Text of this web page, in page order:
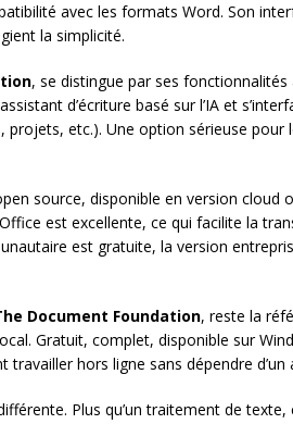
avec les formats Word. Son
la simplicité.
, se distingue par ses fonctionnalités
d’écriture basé sur l’IA et
projets, etc.). Une option sérieuse pour
source, disponible en version cloud
est excellente, ce qui facilite la
est gratuite, la version
Document Foundation, reste la
Gratuit, complet, disponible sur
hors ligne sans dépendre d’un
Plus qu’un traitement de texte,